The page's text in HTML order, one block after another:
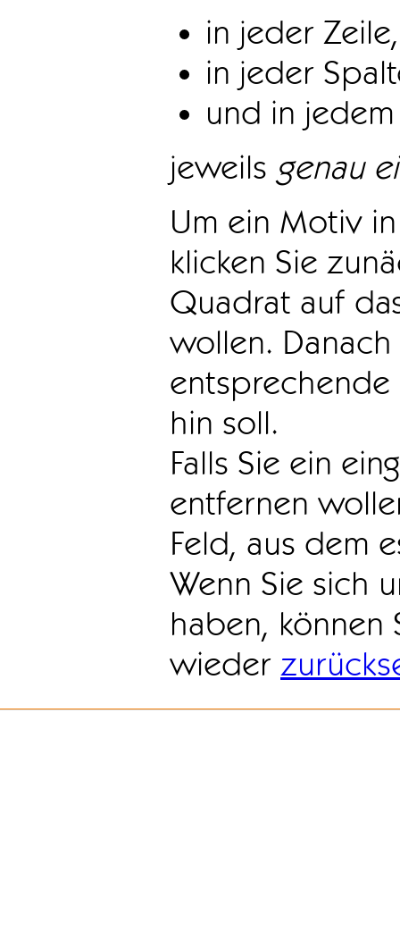
in jeder Zeile,
in jeder
und in
jeweils genau
Um ein Motiv
klicken Sie
Quadrat auf
wollen.
hin soll.
Falls Sie ein
entfernen
Feld, aus dem
Wenn Sie sich
haben, können
wieder